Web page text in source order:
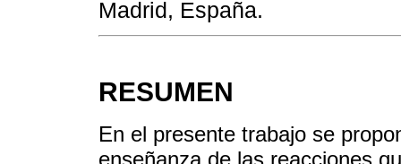
Madrid, España.
RESUMEN
En el presente trabajo se
enseñanza de las reacciones